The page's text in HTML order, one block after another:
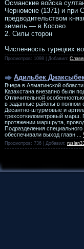
Османские войска
Черномене (1371) и при
предводительством
земель — в Косово.
2. Силы сторон
Численность турецких
Просмотров: 1098 | Добавил:
Адильбек
Вчера в Алматинской
Казахстана внезапно были
Отличительной
в заданные районы в полном
Десантно-штурмовые и
трехсоткилометровый марш.
протяжении маршрута,
Подразделения
обеспечивали выход главн
Просмотров: 736 | Добавил: